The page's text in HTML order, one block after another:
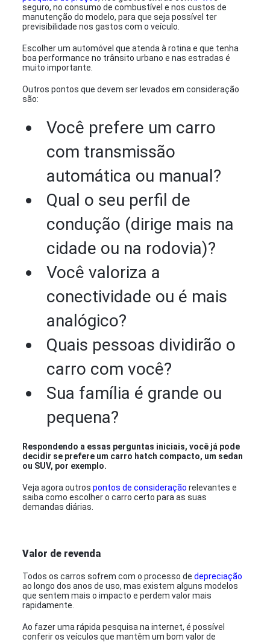
seguro, no consumo de combustível e nos custos de
manutenção do modelo, para que seja possível ter
previsibilidade nos gastos com o veículo.
Escolher um automóvel que atenda à rotina e que tenha
boa performance no trânsito urbano e nas estradas é
muito importante.
Outros pontos que devem ser levados em consideração
são:
Você prefere um carro
com transmissão
automática ou manual?
Qual o seu perfil de
condução (dirige mais na
cidade ou na rodovia)?
Você valoriza a
conectividade ou é mais
analógico?
Quais pessoas dividirão o
carro com você?
Sua família é grande ou
pequena?
Respondendo a essas perguntas iniciais, você já pode
decidir se prefere um carro hatch compacto, um sedan
ou SUV, por exemplo.
Veja agora outrospontos de consideração relevantes e
saiba como escolher o carro certo para as suas
demandas diárias.
Valor de revenda
Todos os carros sofrem com o processo dedepreciação
ao longo dos anos de uso, mas existem alguns modelos
que sentem mais o impacto e perdem valor mais
rapidamente.
Ao fazer uma rápida pesquisa na internet, é possível
conferir os veículos que mantêm um bom valor de